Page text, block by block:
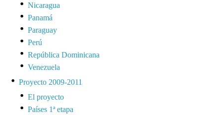
Nicaragua
Panamá
Paraguay
Perú
República Dominicana
Venezuela
Proyecto 2009-2011
El proyecto
Países 1ª etapa